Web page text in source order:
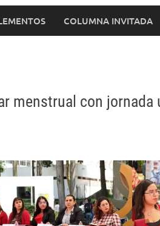
COLUMNA INVITADA
menstrual con jornada